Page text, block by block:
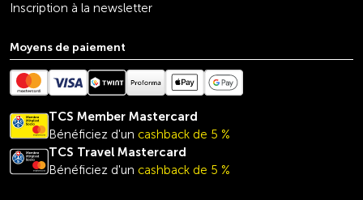
Inscription à la newsletter
Moyens de paiement
TCS Member Mastercard
Bénéficiez d'un cashback de 5 %
TCS Travel Mastercard
Bénéficiez d'un cashback de 5 %